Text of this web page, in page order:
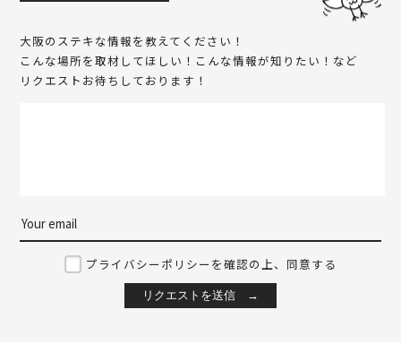
大阪のステキな情報を教えてください！
こんな場所を取材してほしい！こんな情報が知りたい！など
リクエストお待ちしております！
プライバシーポリシーを確認の上、同意する